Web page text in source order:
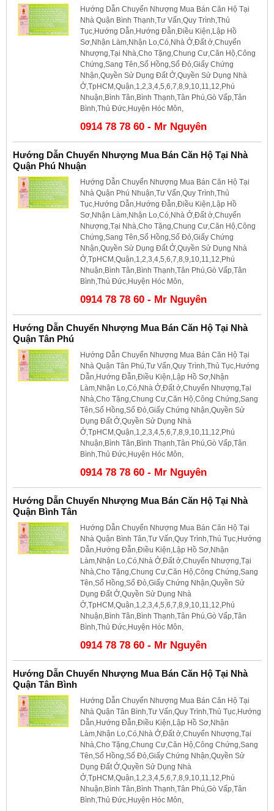
Hướng Dẫn Chuyển Nhượng Mua Bán Căn Hộ Tại
Nhà Quận Bình Thạnh,Tư Vấn,Quy Trình,Thủ
Tục,Hướng Dẫn,Hướng Đẫn,Điều Kiện,Lập Hồ
Sơ,Nhận Làm,Nhận Lo,Có,Nhà Ở,Đất ở,Chuyển
Nhượng,Tại Nhà,Cho Tặng,Chung Cư,Căn Hộ,Công
Chứng,Sang Tên,Sổ Hồng,Sổ Đỏ,Giấy Chứng
Nhận,Quyền Sử Dụng Đất Ở,Quyền Sử Dụng Nhà
Ở,TpHCM,Quận,1,2,3,4,5,6,7,8,9,10,11,12,Phú
Nhuận,Bình Tân,Bình Thạnh,Tân Phú,Gò Vấp,Tân
Bình,Thủ Đức,Huyện Hóc Môn,
0914 78 78 60 - Mr Nguyên
Hướng Dẫn Chuyển Nhượng Mua Bán Căn Hộ Tại Nhà
Quận Phú Nhuận
Hướng Dẫn Chuyển Nhượng Mua Bán Căn Hộ Tại
Nhà Quận Phú Nhuận,Tư Vấn,Quy Trình,Thủ
Tục,Hướng Dẫn,Hướng Đẫn,Điều Kiện,Lập Hồ
Sơ,Nhận Làm,Nhận Lo,Có,Nhà Ở,Đất ở,Chuyển
Nhượng,Tại Nhà,Cho Tặng,Chung Cư,Căn Hộ,Công
Chứng,Sang Tên,Sổ Hồng,Sổ Đỏ,Giấy Chứng
Nhận,Quyền Sử Dụng Đất Ở,Quyền Sử Dụng Nhà
Ở,TpHCM,Quận,1,2,3,4,5,6,7,8,9,10,11,12,Phú
Nhuận,Bình Tân,Bình Thạnh,Tân Phú,Gò Vấp,Tân
Bình,Thủ Đức,Huyện Hóc Môn,
0914 78 78 60 - Mr Nguyên
Hướng Dẫn Chuyển Nhượng Mua Bán Căn Hộ Tại Nhà
Quận Tân Phú
Hướng Dẫn Chuyển Nhượng Mua Bán Căn Hộ Tại
Nhà Quận Tân Phú,Tư Vấn,Quy Trình,Thủ Tục,Hướng
Dẫn,Hướng Đẫn,Điều Kiện,Lập Hồ Sơ,Nhận
Làm,Nhận Lo,Có,Nhà Ở,Đất ở,Chuyển Nhượng,Tại
Nhà,Cho Tặng,Chung Cư,Căn Hộ,Công Chứng,Sang
Tên,Sổ Hồng,Sổ Đỏ,Giấy Chứng Nhận,Quyền Sử
Dụng Đất Ở,Quyền Sử Dụng Nhà
Ở,TpHCM,Quận,1,2,3,4,5,6,7,8,9,10,11,12,Phú
Nhuận,Bình Tân,Bình Thạnh,Tân Phú,Gò Vấp,Tân
Bình,Thủ Đức,Huyện Hóc Môn,
0914 78 78 60 - Mr Nguyên
Hướng Dẫn Chuyển Nhượng Mua Bán Căn Hộ Tại Nhà
Quận Bình Tân
Hướng Dẫn Chuyển Nhượng Mua Bán Căn Hộ Tại
Nhà Quận Bình Tân,Tư Vấn,Quy Trình,Thủ Tục,Hướng
Dẫn,Hướng Đẫn,Điều Kiện,Lập Hồ Sơ,Nhận
Làm,Nhận Lo,Có,Nhà Ở,Đất ở,Chuyển Nhượng,Tại
Nhà,Cho Tặng,Chung Cư,Căn Hộ,Công Chứng,Sang
Tên,Sổ Hồng,Sổ Đỏ,Giấy Chứng Nhận,Quyền Sử
Dụng Đất Ở,Quyền Sử Dụng Nhà
Ở,TpHCM,Quận,1,2,3,4,5,6,7,8,9,10,11,12,Phú
Nhuận,Bình Tân,Bình Thạnh,Tân Phú,Gò Vấp,Tân
Bình,Thủ Đức,Huyện Hóc Môn,
0914 78 78 60 - Mr Nguyên
Hướng Dẫn Chuyển Nhượng Mua Bán Căn Hộ Tại Nhà
Quận Tân Bình
Hướng Dẫn Chuyển Nhượng Mua Bán Căn Hộ Tại
Nhà Quận Tân Bình,Tư Vấn,Quy Trình,Thủ Tục,Hướng
Dẫn,Hướng Đẫn,Điều Kiện,Lập Hồ Sơ,Nhận
Làm,Nhận Lo,Có,Nhà Ở,Đất ở,Chuyển Nhượng,Tại
Nhà,Cho Tặng,Chung Cư,Căn Hộ,Công Chứng,Sang
Tên,Sổ Hồng,Sổ Đỏ,Giấy Chứng Nhận,Quyền Sử
Dụng Đất Ở,Quyền Sử Dụng Nhà
Ở,TpHCM,Quận,1,2,3,4,5,6,7,8,9,10,11,12,Phú
Nhuận,Bình Tân,Bình Thạnh,Tân Phú,Gò Vấp,Tân
Bình,Thủ Đức,Huyện Hóc Môn,